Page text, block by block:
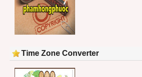
Time Zone Converter